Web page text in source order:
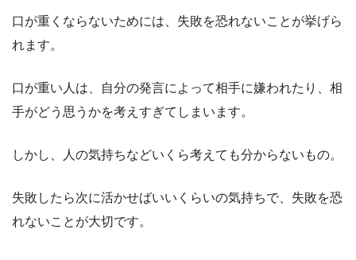
口が重くならないためには、失敗を恐れないことが挙げら
れます。
口が重い人は、自分の発言によって相手に嫌われたり、相
手がどう思うかを考えすぎてしまいます。
しかし、人の気持ちなどいくら考えても分からないもの。
失敗したら次に活かせばいいくらいの気持ちで、失敗を恐
れないことが大切です。